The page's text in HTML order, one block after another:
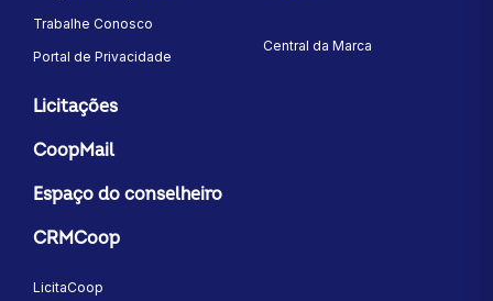
Trabalhe Conosco
Portal de Privacidade
Central da Marca
Licitações
CoopMail
Espaço do conselheiro
CRMCoop
LicitaCoop